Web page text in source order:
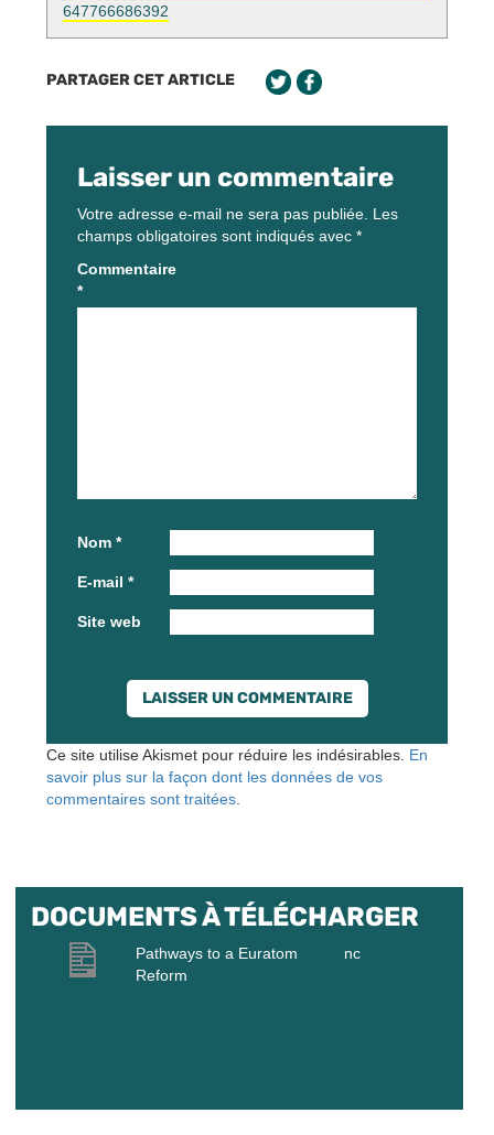
647766686392
PARTAGER CET ARTICLE
Laisser un commentaire
Votre adresse e-mail ne sera pas publiée. Les
champs obligatoires sont indiqués avec *
Commentaire
*
Nom *
E-mail *
Site web
Ce site utilise Akismet pour réduire les indésirables. En
savoir plus sur la façon dont les données de vos
commentaires sont traitées.
DOCUMENTS À TÉLÉCHARGER
Pathways to a Euratom
Reform
nc